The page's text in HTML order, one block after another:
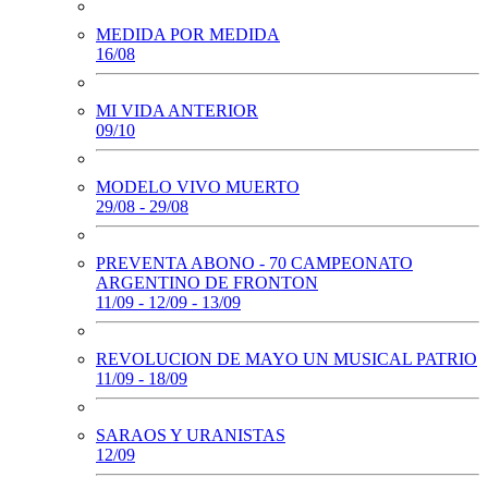
MEDIDA POR MEDIDA
16/08
MI VIDA ANTERIOR
09/10
MODELO VIVO MUERTO
29/08 - 29/08
PREVENTA ABONO - 70 CAMPEONATO
ARGENTINO DE FRONTON
11/09 - 12/09 - 13/09
REVOLUCION DE MAYO UN MUSICAL PATRIO
11/09 - 18/09
SARAOS Y URANISTAS
12/09